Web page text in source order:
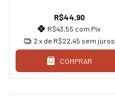
R$44,90
R$43,55 com Pix
2 x de R$22,45 sem juros
COMPRAR